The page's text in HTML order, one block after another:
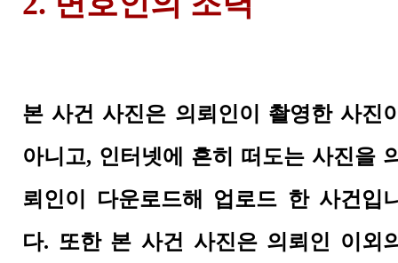
본 사건 사진은 의뢰인이 촬영한 사진
아니고, 인터넷에 흔히 떠도는 사진을
뢰인이 다운로드해 업로드 한 사건입
다. 또한 본 사건 사진은 의뢰인 이외